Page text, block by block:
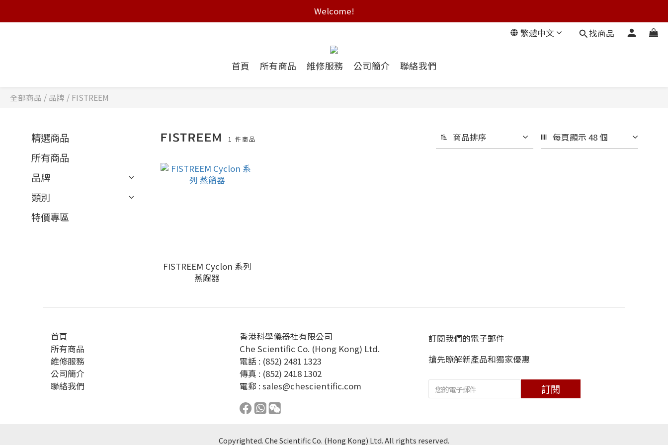
Free shipping on HK orders over $2000
Welcome!
繁體中文 找商品
首頁 所有商品 維修服務 公司簡介 聯絡我們
全部商品 / 品牌 / FISTREEM
精選商品
所有商品
品牌
類別
特價專區
FISTREEM 1 件商品 商品排序 每頁顯示 48 個
FISTREEM Cyclon 系列
蒸餾器
首頁
所有商品
維修服務
公司簡介
聯絡我們
香港科學儀器社有限公司
Che Scientific Co. (Hong Kong) Ltd.
電話 : (852) 2481 1323
傳真 : (852) 2418 1302
電郵 : sales@chescientific.com
訂閱我們的電子郵件
搶先瞭解新產品和獨家優惠
訂閱
Copyrighted. Che Scientific Co. (Hong Kong) Ltd. All rights reserved.